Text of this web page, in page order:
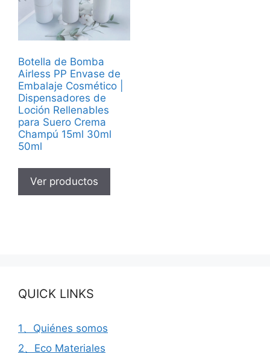
Botella de Bomba
Airless PP Envase de
Embalaje Cosmético |
Dispensadores de
Loción Rellenables
para Suero Crema
Champú 15ml 30ml
50ml
Ver productos
QUICK LINKS
1、Quiénes somos
2、Eco Materiales